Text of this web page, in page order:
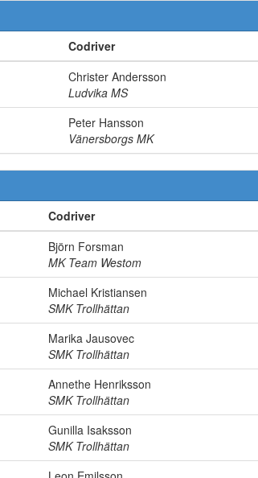
Codriver
Christer Andersson
Ludvika MS
Peter Hansson
Vänersborgs MK
Codriver
Björn Forsman
MK Team Westom
Michael Kristiansen
SMK Trollhättan
Marika Jausovec
SMK Trollhättan
Annethe Henriksson
SMK Trollhättan
Gunilla Isaksson
SMK Trollhättan